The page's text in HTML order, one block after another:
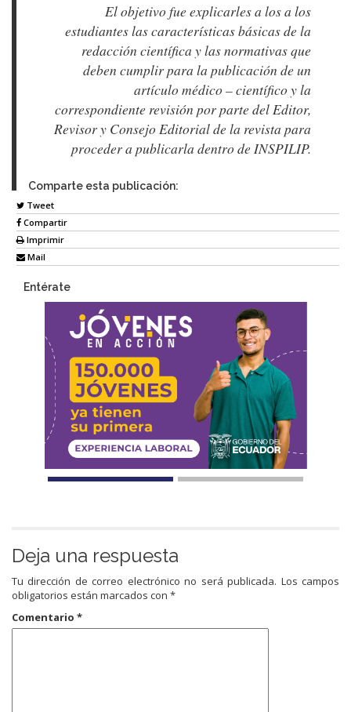
El objetivo fue explicarles a los a los
estudiantes las características básicas de la
redacción científica y las normativas que
deben cumplir para la publicación de un
artículo médico – científico y la
correspondiente revisión por parte del Editor,
Revisor y Consejo Editorial de la revista para
proceder a publicarla dentro de INSPILIP.
Comparte esta publicación:
Tweet
Compartir
Imprimir
Mail
Entérate
Deja una respuesta
Tu dirección de correo electrónico no será publicada. Los campos
obligatorios están marcados con *
Comentario *